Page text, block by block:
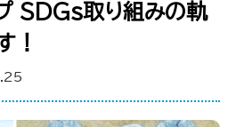
SDGs取り組みの軌
！